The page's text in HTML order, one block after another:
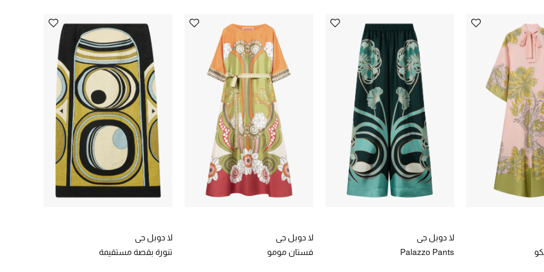
لا دوبل جي
Palazzo Pants
لا دوبل جي
فستان مومو
لا دوبل جي
تنورة بقصة مستقيمة